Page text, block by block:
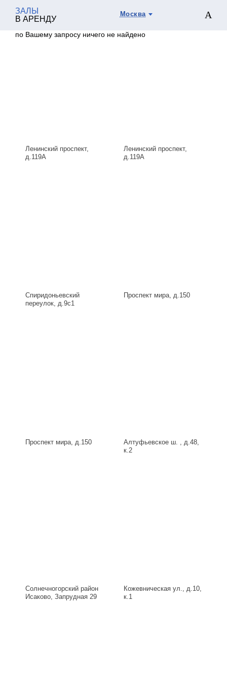
ЗАЛЫ
В АРЕНДУ
Москва
по Вашему запросу ничего не найдено
Ленинский проспект,
д.119А
Ленинский проспект,
д.119А
Спиридоньевский
переулок, д.9с1
Проспект мира, д.150
Проспект мира, д.150
Алтуфьевское ш. , д.48,
к.2
Солнечногорский район
Исаково, Запрудная 29
Кожевническая ул., д.10,
к.1